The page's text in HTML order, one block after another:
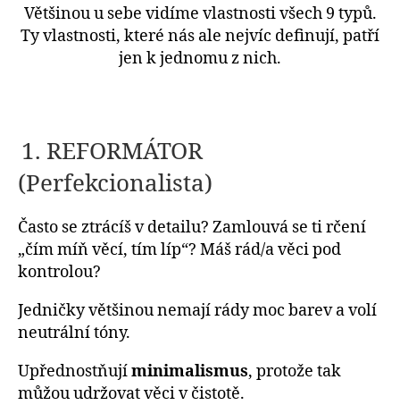
Většinou u sebe vidíme vlastnosti všech 9 typů.
Ty vlastnosti, které nás ale nejvíc definují, patří
jen k jednomu z nich.
1. REFORMÁTOR
(Perfekcionalista)
Často se ztrácíš v detailu? Zamlouvá se ti rčení
„čím míň věcí, tím líp“? Máš rád/a věci pod
kontrolou?
Jedničky většinou nemají rády moc barev a volí
neutrální tóny.
Upřednostňujíminimalismus, protože tak
můžou udržovat věci v čistotě.